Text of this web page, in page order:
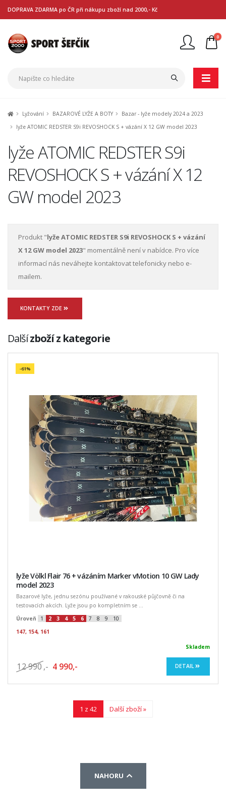
DOPRAVA ZDARMA po ČR při nákupu zboží nad 2000,- Kč
0
Lyžování BAZAROVÉ LYŽE A BOTY
Bazar - lyže modely 2024 a 2023
lyže ATOMIC REDSTER S9i REVOSHOCK S + vázání X 12 GW model 2023
lyže ATOMIC REDSTER S9i
REVOSHOCK S + vázání X 12
GW model 2023
Produkt "lyže ATOMIC REDSTER S9i REVOSHOCK S + vázání
X 12 GW model 2023" momentálně není v nabídce. Pro více
informací nás neváhejte kontaktovat telefonicky nebo e-
mailem.
KONTAKTY ZDE
Dalšízboží z kategorie
-61%
lyže Völkl Flair 76 + vázáním Marker vMotion 10 GW Lady
model 2023
Bazarové lyže, jednu sezónu používané v rakouské půjčovně či na
testovacích akcích. Lyže jsou po kompletním se ...
Úroveň
1 2 3 4 5 6 7 8 9
10
147, 154, 161
Skladem
12 990 ,- 4 990,- DETAIL
1 z 42 Další zboží »
NAHORU